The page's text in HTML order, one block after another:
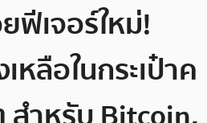
ฟีเจอร์ใหม่!
ลือในกระเป๋าค